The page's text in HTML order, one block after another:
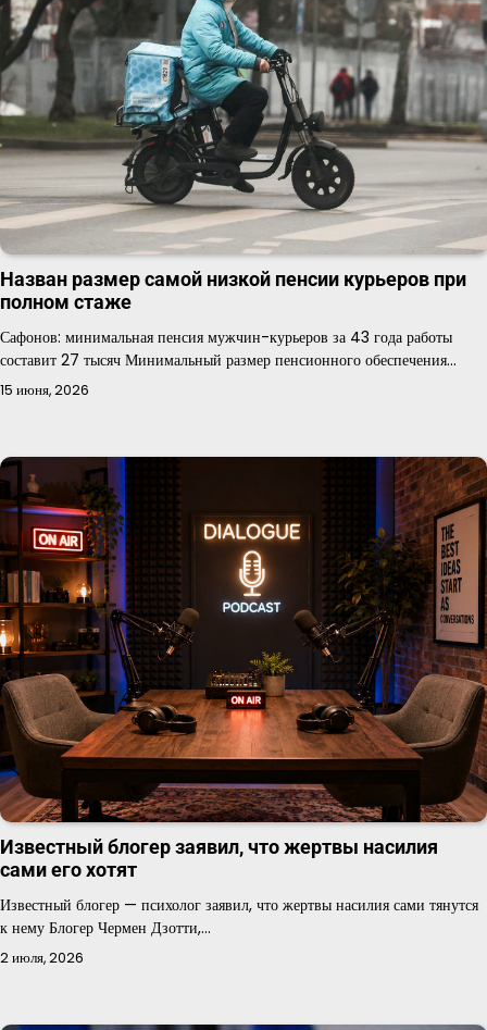
Назван размер самой низкой пенсии курьеров при
полном стаже
Сафонов: минимальная пенсия мужчин-курьеров за 43 года работы
составит 27 тысяч Минимальный размер пенсионного обеспечения…
15 июня, 2026
Известный блогер заявил, что жертвы насилия
сами его хотят
Известный блогер — психолог заявил, что жертвы насилия сами тянутся
к нему Блогер Чермен Дзотти,…
2 июля, 2026